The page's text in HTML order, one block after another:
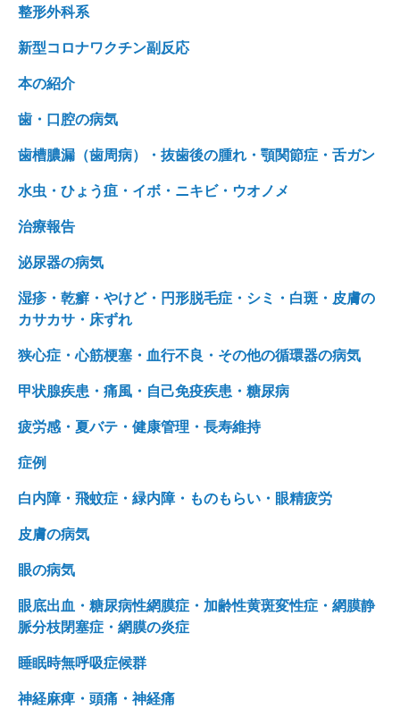
整形外科系
新型コロナワクチン副反応
本の紹介
歯・口腔の病気
歯槽膿漏（歯周病）・抜歯後の腫れ・顎関節症・舌ガン
水虫・ひょう疽・イボ・ニキビ・ウオノメ
治療報告
泌尿器の病気
湿疹・乾癬・やけど・円形脱毛症・シミ・白斑・皮膚の
カサカサ・床ずれ
狭心症・心筋梗塞・血行不良・その他の循環器の病気
甲状腺疾患・痛風・自己免疫疾患・糖尿病
疲労感・夏バテ・健康管理・長寿維持
症例
白内障・飛蚊症・緑内障・ものもらい・眼精疲労
皮膚の病気
眼の病気
眼底出血・糖尿病性網膜症・加齢性黄斑変性症・網膜静
脈分枝閉塞症・網膜の炎症
睡眠時無呼吸症候群
神経麻痺・頭痛・神経痛